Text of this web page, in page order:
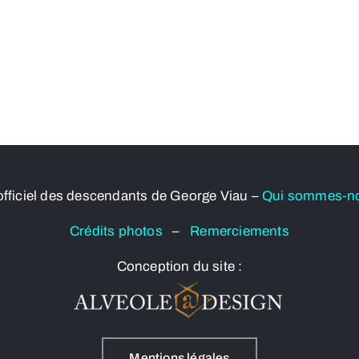
des descendants de George Viau – Qui sommes-
Crédits photos– Remerciements
Conception du site :